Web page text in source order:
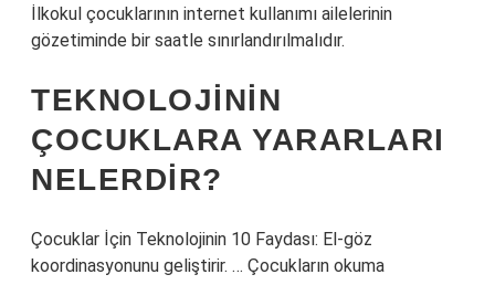
İlkokul çocuklarının internet kullanımı ailelerinin
gözetiminde bir saatle sınırlandırılmalıdır.
TEKNOLOJININ
ÇOCUKLARA YARARLARI
NELERDIR?
Çocuklar İçin Teknolojinin 10 Faydası: El-göz
koordinasyonunu geliştirir. … Çocukların okuma